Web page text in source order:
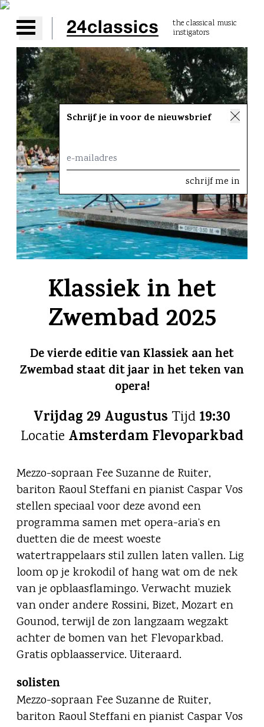
Open main menu
the classical music
instigators
Klassiek in het
Zwembad 2025
De vierde editie van Klassiek aan het
Zwembad staat dit jaar in het teken van
opera!
Vrijdag 29 Augustus Tijd 19:30
Locatie Amsterdam Flevoparkbad
Mezzo-sopraan Fee Suzanne de Ruiter,
bariton Raoul Steffani en pianist Caspar Vos
stellen speciaal voor deze avond een
programma samen met opera-aria’s en
duetten die de meest woeste
watertrappelaars stil zullen laten vallen. Lig
loom op je krokodil of hang wat om de nek
van je opblaasflamingo. Verwacht muziek
van onder andere Rossini, Bizet, Mozart en
Gounod, terwijl de zon langzaam wegzakt
achter de bomen van het Flevoparkbad.
Gratis opblaasservice. Uiteraard.
solisten
Mezzo-sopraan Fee Suzanne de Ruiter,
bariton Raoul Steffani en pianist Caspar Vos
Schrijf je in voor de nieuwsbrief